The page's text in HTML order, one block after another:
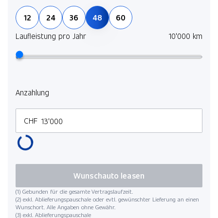
Pack Innovation
12 24 36 48
60
Laufleistung pro Jahr
10'000 km
Anzahlung
CHF
(1) Gebunden für die gesamte Vertragslaufzeit.
(2) exkl. Ablieferungspauschale oder evtl. gewünschter Lieferung an einen
Wunschort. Alle Angaben ohne Gewähr.
(3) exkl. Ablieferungspauschale
Wunschauto leasen